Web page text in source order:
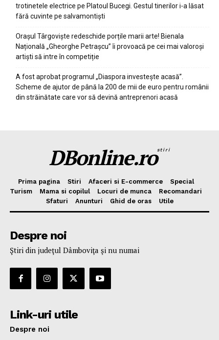
trotinetele electrice pe Platoul Bucegi. Gestul tinerilor i-a lăsat
fără cuvinte pe salvamontiști
Orașul Târgoviște redeschide porțile marii arte! Bienala
Națională „Gheorghe Petrașcu” îi provoacă pe cei mai valoroși
artiști să intre în competiție
A fost aprobat programul „Diaspora investește acasă”.
Scheme de ajutor de până la 200 de mii de euro pentru românii
din străinătate care vor să devină antreprenori acasă
DBonline.rostiri
Prima pagina Stiri Afaceri si E-commerce
Special
Turism
Mama si copilul Locuri de munca
Recomandari
Sfaturi
Anunturi Ghid de oras Utile
Despre noi
Ştiri din judeţul Dâmboviţa şi nu numai
Link-uri utile
Despre noi